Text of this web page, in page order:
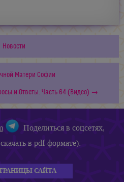
Новости
Матери Софии
и Ответы. Часть 64 (Видео) →
Поделиться в соцсетях,
в pdf-формате):
САЙТА